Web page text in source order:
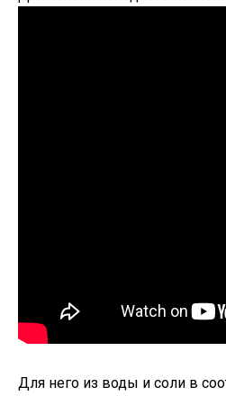
Для него из воды и соли в